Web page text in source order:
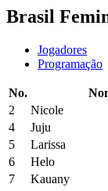
Brasil
Jogadores
Programação
No.
2
Nicole
4
Juju
5
Larissa
6
Helo
7
Kauany